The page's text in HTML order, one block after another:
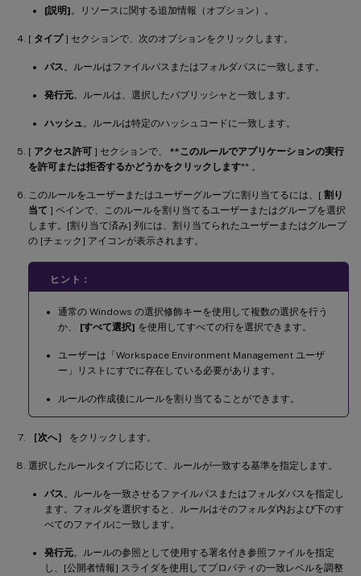
[説明] 。リソースに関する追加情報（オプション）。
[ タイプ] セクションで、次のオプションをクリックします。
パス 。ルールはファイルパスまたはフォルダパスに一致します。
発行元。ルールは、選択したパブリッシャと一致します。
ハッシュ 。ルールは特定のハッシュコードに一致します。
[ アクセス許可 ] セクションで、 **このルールでアプリケーションの実行
を許可または拒否するかどうかをクリックします** 。
このルールをユーザーまたはユーザーグループに割り当てるには、[ 割り
当て ] ペインで、このルールを割り当てるユーザーまたはグループを選択
します。[割り当て済み] 列には、割り当てられたユーザーまたはグループ
の [チェック] アイコンが表示されます。
ヒント：
通常の Windows の選択修飾キーを使用して複数の選択を行う
か、 [すべて選択] を使用してすべての行を選択できます。
ユーザーは「Workspace Environment Management ユーザ
ー」リストにすでに存在している必要があります。
ルールの作成後にルールを割り当てることができます。
［次へ］ をクリックします。
選択したルールタイプに応じて、ルールが一致する基準を指定します。
パス 。ルールを一致させるファイルパスまたはフォルダパスを指定し
ます。フォルダを選択すると、ルールはそのフォルダ内および下のす
べてのファイルに一致します。
発行元。ルールの参照として使用する署名付き参照ファイルを指定
し、[公開者情報] スライダを使用してプロパティの一致レベルを調整